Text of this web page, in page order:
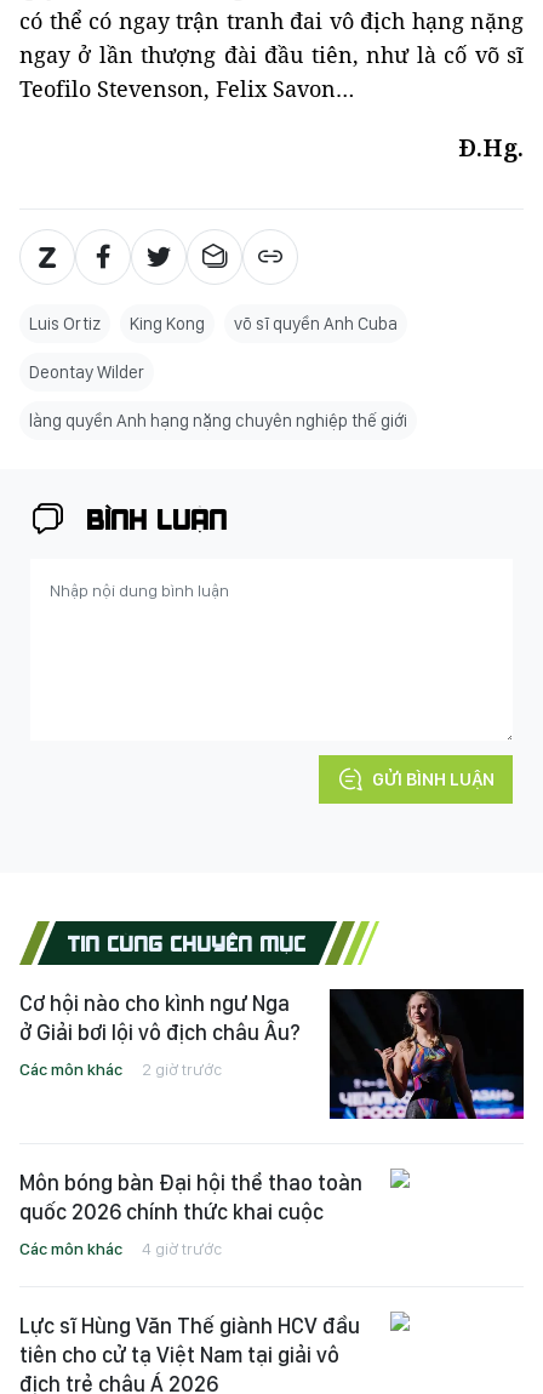
có thể có ngay trận tranh đai vô địch hạng nặng
ngay ở lần thượng đài đầu tiên, như là cố võ sĩ
Teofilo Stevenson, Felix Savon…
Đ.Hg.
Luis Ortiz King Kong võ sĩ quyền Anh Cuba
Deontay Wilder
làng quyền Anh hạng nặng chuyên nghiệp thế giới
BÌNH LUẬN
GỬI BÌNH LUẬN
TIN CÙNG CHUYÊN MỤC
Cơ hội nào cho kình ngư Nga
ở Giải bơi lội vô địch châu Âu?
Các môn khác 2 giờ trước
Môn bóng bàn Đại hội thể thao toàn
quốc 2026 chính thức khai cuộc
Các môn khác 4 giờ trước
Lực sĩ Hùng Văn Thế giành HCV đầu
tiên cho cử tạ Việt Nam tại giải vô
địch trẻ châu Á 2026